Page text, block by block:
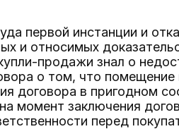
первой инстанции и
и относимых
продажи знал о
о том, что
договора в пригодном
момент заключения
перед